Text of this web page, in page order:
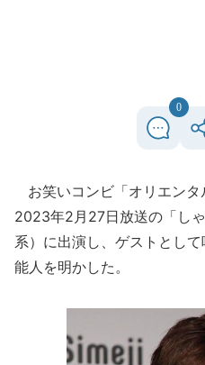
0
お笑いコンビ「オリエンタ
2023年2月27日放送の「し
系）に出演し、ゲストとし
能人を明かした。